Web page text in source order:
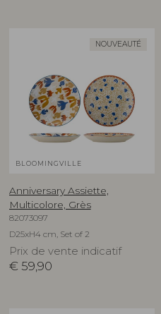
NOUVEAUTÉ
BLOOMINGVILLE
Anniversary Assiette,
Multicolore, Grès
82073097
D25xH4 cm, Set of 2
Prix de vente indicatif
€ 59,90